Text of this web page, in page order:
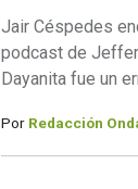
Jair Céspedes
podcast de
Dayanita fue un
Por Redacción